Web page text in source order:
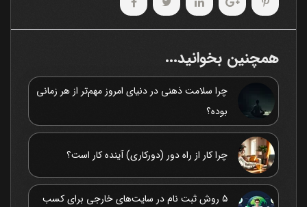
همچنین بخوانید...
چرا سلامت ذهنی در دنیای امروز مهم‌تر از هر زمانی
بوده؟
چرا کار از راه دور (دورکاری) آینده کار است؟
۵ روش ثبت نام در سایت‌های خارجی برای کسب